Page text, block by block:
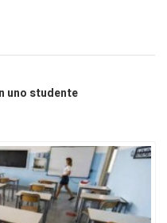
uno studente